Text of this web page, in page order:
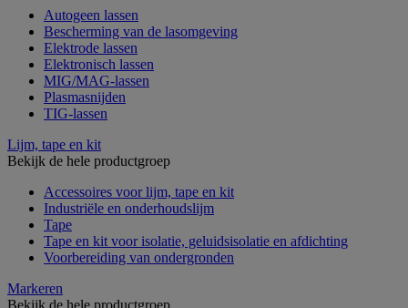
Autogeen lassen
Bescherming van de lasomgeving
Elektrode lassen
Elektronisch lassen
MIG/MAG-lassen
Plasmasnijden
TIG-lassen
Lijm, tape en kit
Bekijk de hele productgroep
Accessoires voor lijm, tape en kit
Industriële en onderhoudslijm
Tape
Tape en kit voor isolatie, geluidsisolatie en afdichting
Voorbereiding van ondergronden
Markeren
Bekijk de hele productgroep